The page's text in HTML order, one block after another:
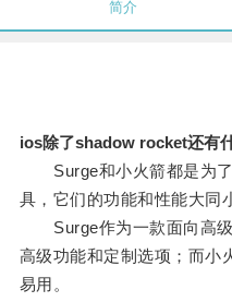
简介
ios除了shadow rocket还有
Surge和小火箭都是为了
具，它们的功能和性能大同
Surge作为一款面向高级
高级功能和定制选项；而小
易用。